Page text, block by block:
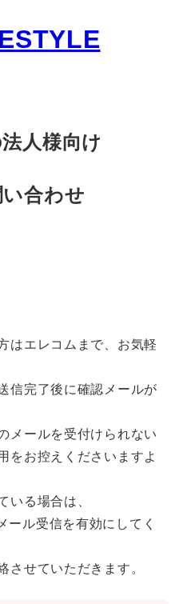
人様向け
合わせ
はエレコムまで、お気軽
信完了後に確認メールが
メールを受付けられない
をお控えくださいますよ
いる場合は、
ール受信を有効にしてく
させていただきます。